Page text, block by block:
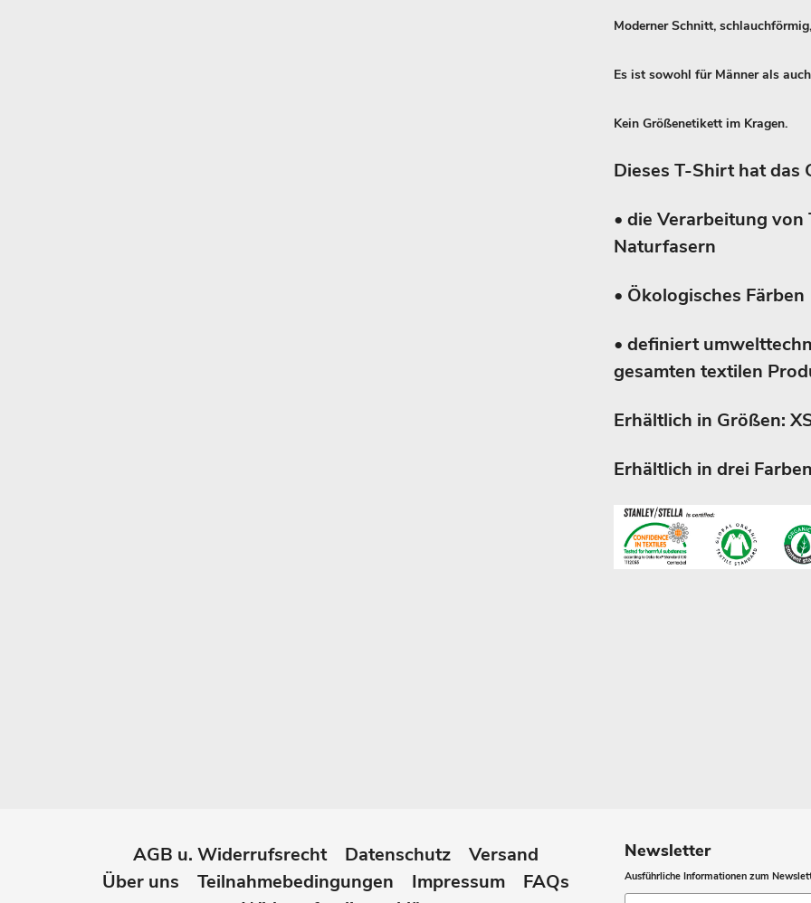
Moderner Schnitt,
Es ist sowohl für Männer als
Kein Größenetikett im Kragen.
Dieses T-Shirt hat das
• die Verarbeitung
Naturfasern
• Ökologisches Färben
• definiert
gesamten textilen
Erhältlich in Größen:
Erhältlich in drei
AGB u. Widerrufsrecht Datenschutz
Versand
Über uns
Teilnahmebedingungen Impressum
FAQs
Newsletter
Ausführliche Informationen zum